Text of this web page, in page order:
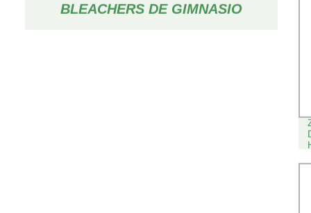
BLEACHERS DE GIMNASIO